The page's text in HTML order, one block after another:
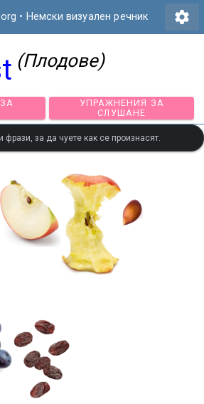
• Немски визуален речник settings
(Плодове)
ЗА
УПРАЖНЕНИЯ ЗА
СЛУШАНЕ
фрази, за да чуете как се произнасят.